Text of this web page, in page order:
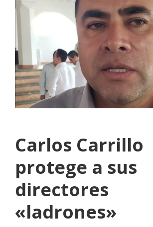
Carlos Carrillo
protege a sus
directores
«ladrones»